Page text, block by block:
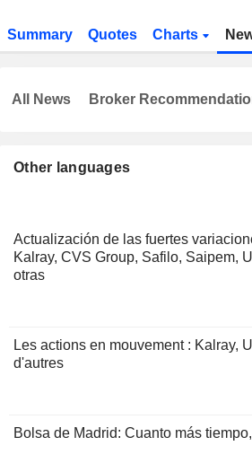
Summary Quotes Charts
Other languages
Actualización de las fuertes
Kalray, CVS Group, Safilo, Saipem,
otras
Les actions en mouvement : Kalray,
d'autres
Bolsa de Madrid: Cuanto más
All News Broker